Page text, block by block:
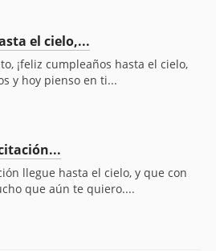
el cielo,...
¡feliz cumpleaños hasta el cielo,
y hoy pienso en ti...
llegue hasta el cielo, y que con
que aún te quiero....